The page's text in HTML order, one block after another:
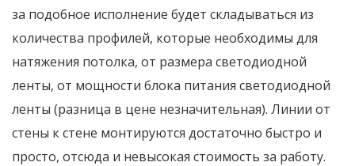
за подобное исполнение будет складываться из
количества профилей, которые необходимы для
натяжения потолка, от размера светодиодной
ленты, от мощности блока питания светодиодной
ленты (разница в цене незначительная). Линии от
стены к стене монтируются достаточно быстро и
просто, отсюда и невысокая стоимость за работу.